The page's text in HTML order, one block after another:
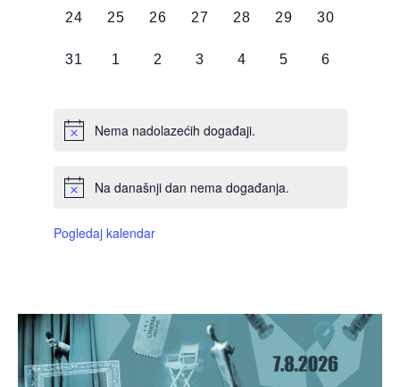
0
24
0
25
0
26
0
27
0
28
0
29
0
30
0
31
0
1
0
2
0
3
0
4
0
5
0
6
Nema nadolazećih događaji.
Na današnji dan nema događanja.
Pogledaj kalendar